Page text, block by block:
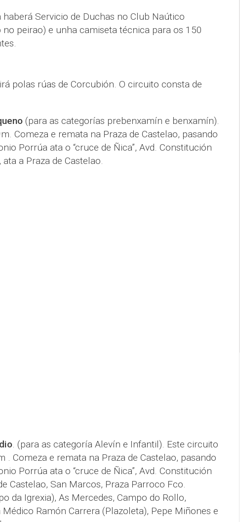
Servicio de Duchas no Club Naútico
peirao) e unha camiseta técnica para os 150
polas rúas de Corcubión. O circuito consta de
(para as categorías prebenxamín e benxamín).
Comeza e remata na Praza de Castelao, pasando
Porrúa ata o “cruce de Ñica”, Avd. Constitución
a Praza de Castelao.
. (para as categoría Alevín e Infantil). Este circuito
. Comeza e remata na Praza de Castelao, pasando
Porrúa ata o “cruce de Ñica”, Avd. Constitución
Castelao, San Marcos, Praza Parroco Fco.
da Igrexia), As Mercedes, Campo do Rollo,
Ramón Carrera (Plazoleta), Pepe Miñones e